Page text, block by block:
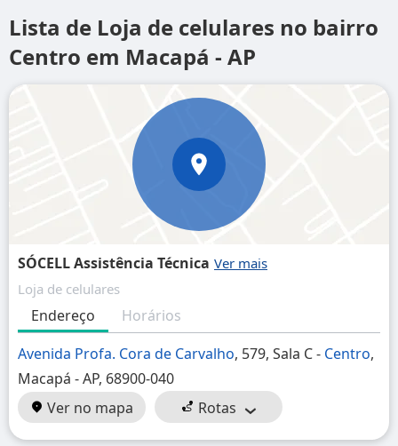
Lista de Loja de celulares no bairro
Centro em Macapá - AP
SÓCELL Assistência Técnica
Loja de celulares
Endereço
Horários
Avenida Profa. Cora de Carvalho, 579, Sala C - Centro,
Macapá - AP, 68900-040
Ver no mapa
Rotas